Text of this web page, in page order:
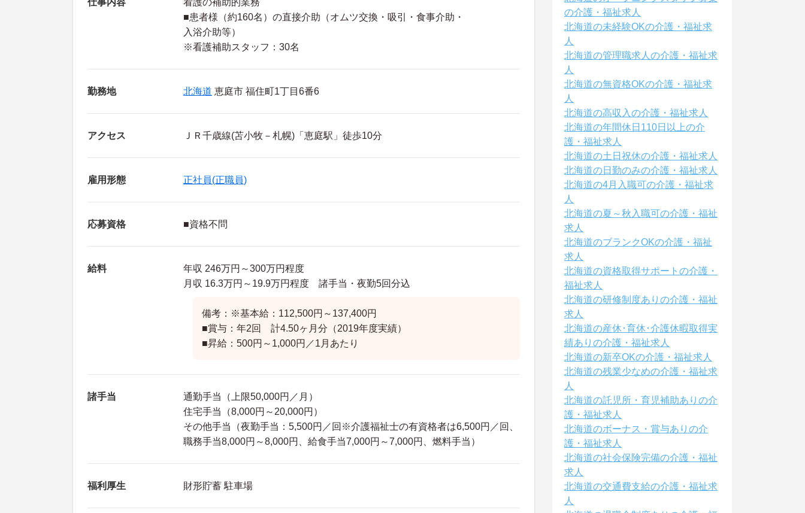
仕事内容
看護の補助的業務
■患者様（約160名）の直接介助（オムツ交換・吸引・食事介助・
入浴介助等）
※看護補助スタッフ：30名
勤務地 北海道 恵庭市 福住町1丁目6番6
アクセス ＪＲ千歳線(苫小牧－札幌)「恵庭駅」徒歩10分
雇用形態 正社員(正職員)
応募資格 ■資格不問
給料
年収 246万円～300万円程度
月収 16.3万円～19.9万円程度 諸手当・夜勤5回分込
備考：※基本給：112,500円～137,400円
■賞与：年2回 計4.50ヶ月分（2019年度実績）
■昇給：500円～1,000円／1月あたり
諸手当
通勤手当（上限50,000円／月）
住宅手当（8,000円～20,000円）
その他手当（夜勤手当：5,500円／回※介護福祉士の有資格者は6,500円／回、
職務手当8,000円～8,000円、給食手当7,000円～7,000円、燃料手当）
福利厚生 財形貯蓄 駐車場
の介護・福祉求人
北海道の未経験OKの介護・福祉求
人
北海道の管理職求人の介護・福祉求
人
北海道の無資格OKの介護・福祉求
人
北海道の高収入の介護・福祉求人
北海道の年間休日110日以上の介
護・福祉求人
北海道の土日祝休の介護・福祉求人
北海道の日勤のみの介護・福祉求人
北海道の4月入職可の介護・福祉求
人
北海道の夏～秋入職可の介護・福祉
求人
北海道のブランクOKの介護・福祉
求人
北海道の資格取得サポートの介護・
福祉求人
北海道の研修制度ありの介護・福祉
求人
北海道の産休･育休･介護休暇取得実
績ありの介護・福祉求人
北海道の新卒OKの介護・福祉求人
北海道の残業少なめの介護・福祉求
人
北海道の託児所・育児補助ありの介
護・福祉求人
北海道のボーナス・賞与ありの介
護・福祉求人
北海道の社会保険完備の介護・福祉
求人
北海道の交通費支給の介護・福祉求
人